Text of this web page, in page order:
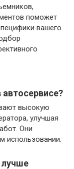
поможет
вашего
высокую
улучшая
Они
использовании.
лучше